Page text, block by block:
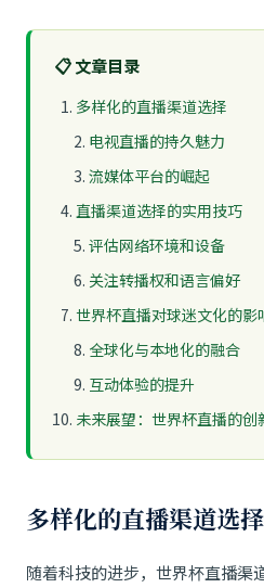
📋文章目录
多样化的直播渠道选择
电视直播的持久魅力
流媒体平台的崛起
直播渠道选择的实用技巧
评估网络环境和设备
关注转播权和语言偏好
世界杯直播对球迷文化的影
全球化与本地化的融合
互动体验的提升
未来展望：世界杯直播的创
多样化的直播渠道选择
随着科技的进步，世界杯直播渠